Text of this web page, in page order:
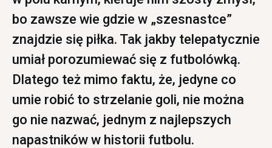
bo zawsze wie gdzie w „szesnastce”
znajdzie się piłka. Tak jakby telepatycznie
umiał porozumiewać się z futbolówką.
Dlatego też mimo faktu, że, jedyne co
umie robić to strzelanie goli, nie można
go nie nazwać, jednym z najlepszych
napastników w historii futbolu.